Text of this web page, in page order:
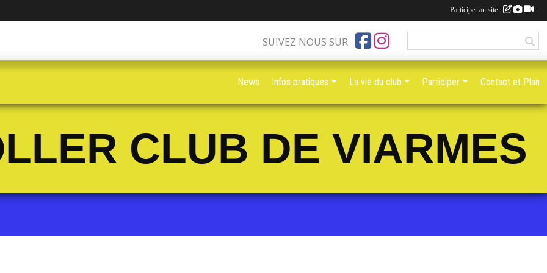
CLUB DE VIARMES
SUIVEZ NOUS SUR
News Infos pratiques La vie du club Participer Contact et Plan
Participer au site :